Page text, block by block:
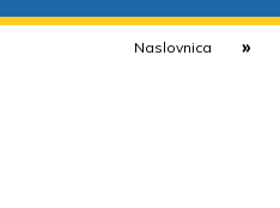
Naslovnica